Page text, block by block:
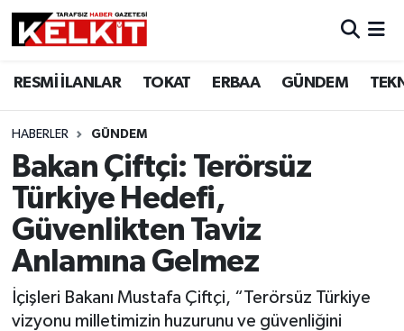
RESMİ İLANLAR TOKAT ERBAA GÜNDEM
HABERLER GÜNDEM
Bakan Çiftçi: Terörsüz
Türkiye Hedefi,
Güvenlikten Taviz
Anlamına Gelmez
İçişleri Bakanı Mustafa Çiftçi, “Terörsüz Türkiye
vizyonu milletimizin huzurunu ve güvenliğini